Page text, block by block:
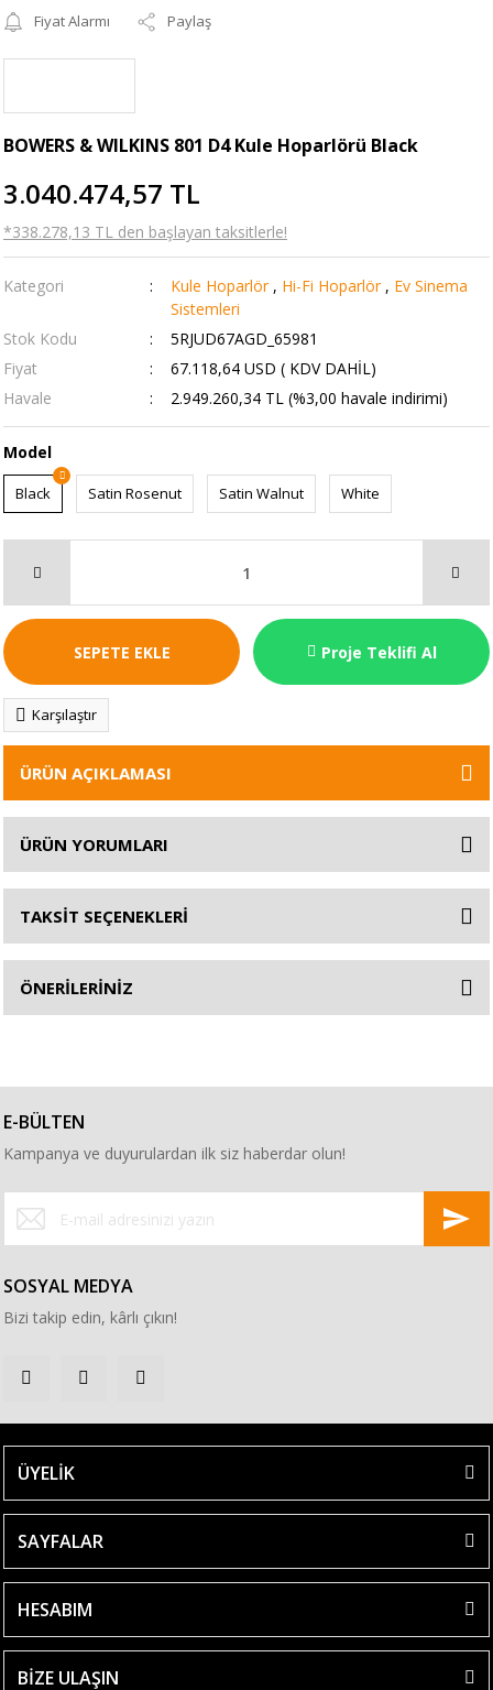
Fiyat Alarmı
Paylaş
BOWERS & WILKINS 801 D4 Kule Hoparlörü Black
3.040.474,57 TL
*338.278,13 TL den başlayan taksitlerle!
Kategori Kule Hoparlör , Hi-Fi Hoparlör , Ev Sinema
Sistemleri
Stok Kodu
5RJUD67AGD_65981
Fiyat
67.118,64 USD ( KDV DAHİL)
Havale
2.949.260,34 TL (%3,00 havale indirimi)
Model
Black Satin Rosenut Satin Walnut White
SEPETE EKLE Proje Teklifi Al
Karşılaştır
ÜRÜN AÇIKLAMASI
ÜRÜN YORUMLARI
TAKSİT SEÇENEKLERİ
ÖNERİLERİNİZ
E-BÜLTEN
Kampanya ve duyurulardan ilk siz haberdar olun!
SOSYAL MEDYA
Bizi takip edin, kârlı çıkın!
ÜYELİK
SAYFALAR
HESABIM
BİZE ULAŞIN